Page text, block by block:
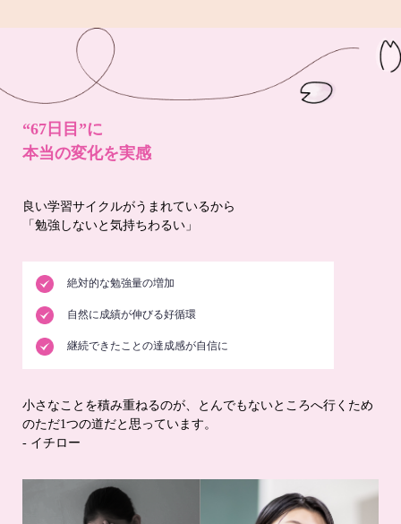
“67日目”に
本当の変化を実感
良い学習サイクルがうまれているから
「勉強しないと気持ちわるい」
絶対的な勉強量の増加
自然に成績が伸びる好循環
継続できたことの達成感が自信に
小さなことを積み重ねるのが、とんでもないところへ行くため
のただ1つの道だと思っています。
- イチロー